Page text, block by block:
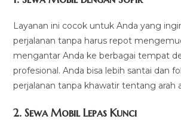
Layanan ini cocok untuk Anda yang
perjalanan tanpa harus repot
mengantar Anda ke berbagai tempat
profesional. Anda bisa lebih santai dan
perjalanan tanpa khawatir tentang arah
2.Sewa Mobil Lepas Kunci